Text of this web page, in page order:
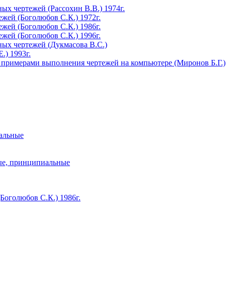
чертежей (Рассохин В.В.) 1974г.
(Боголюбов С.К.) 1972г.
(Боголюбов С.К.) 1986г.
(Боголюбов С.К.) 1996г.
чертежей (Дукмасова В.С.)
1993г.
выполнения чертежей на компьютере (Миронов Б.Г.)
принципиальные
С.К.) 1986г.